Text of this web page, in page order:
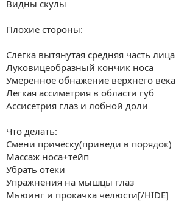
Видны скулы
Плохие стороны:
Слегка вытянутая средняя часть лица
Луковицеобразный кончик носа
Умеренное обнажение верхнего века
Лёгкая ассиметрия в области губ
Ассисетрия глаз и лобной доли
Что делать:
Смени причёску(приведи в порядок)
Массаж носа+тейп
Убрать отеки
Упражнения на мышцы глаз
Мьюинг и прокачка челюсти[/HIDE]